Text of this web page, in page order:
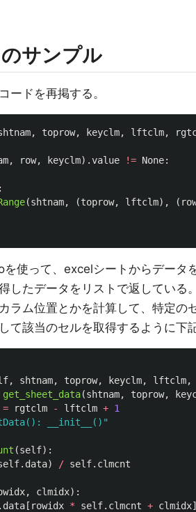
サンプル
ードを再掲する。
, toprow, keyclm, lftclm,
, row, keyclm).value != None:
(shtnam, (toprow, lftclm), (
使って、excelシートからデータ
したデータをリストで返している。
ラム位置とかを計算して、特定の
て該当のセルを取得するように下
, shtnam, toprow, keyclm, lftclm,
get_sheet_data(shtnam, toprow,
= rgtclm - lftclm + 1
__init__() "
(self):
. data) / self. clmcnt
, clmidx):
. data [ rowidx * self. clmcnt + clmidx]